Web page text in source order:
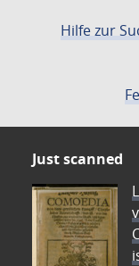
Hilfe zur
Just scanned